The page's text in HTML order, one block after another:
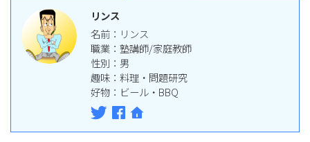
リンス
名前：リンス
職業：塾講師/家庭教師
性別：男
趣味：料理・問題研究
好物：ビール・BBQ